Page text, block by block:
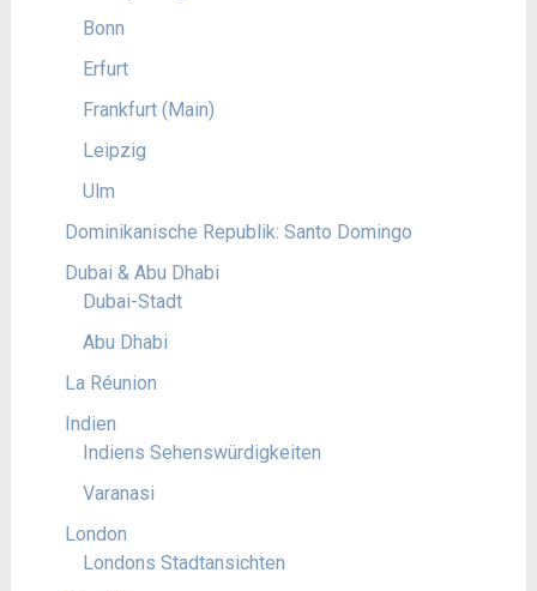
Bonn
Erfurt
Frankfurt (Main)
Leipzig
Ulm
Dominikanische Republik: Santo Domingo
Dubai & Abu Dhabi
Dubai-Stadt
Abu Dhabi
La Réunion
Indien
Indiens Sehenswürdigkeiten
Varanasi
London
Londons Stadtansichten